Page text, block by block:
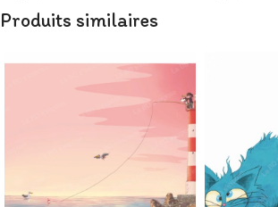
Produits similaires